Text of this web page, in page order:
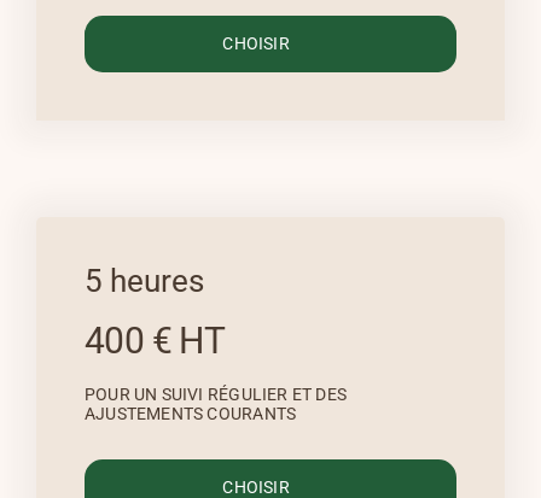
CHOISIR
5 heures
400 € HT
POUR UN SUIVI RÉGULIER ET DES
AJUSTEMENTS COURANTS
CHOISIR